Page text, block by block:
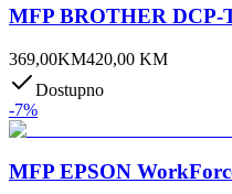
MFP BROTHER DCP-
369,00KM420,00 KM
Dostupno
-7%
MFP EPSON